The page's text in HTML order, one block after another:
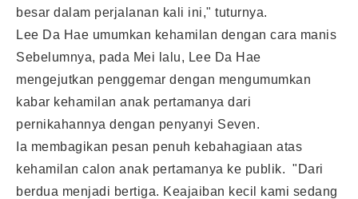
besar dalam perjalanan kali ini," tuturnya.
Lee Da Hae umumkan kehamilan dengan cara manis
Sebelumnya, pada Mei lalu, Lee Da Hae
mengejutkan penggemar dengan mengumumkan
kabar kehamilan anak pertamanya dari
pernikahannya dengan penyanyi Seven.
Ia membagikan pesan penuh kebahagiaan atas
kehamilan calon anak pertamanya ke publik. "Dari
berdua menjadi bertiga. Keajaiban kecil kami sedang